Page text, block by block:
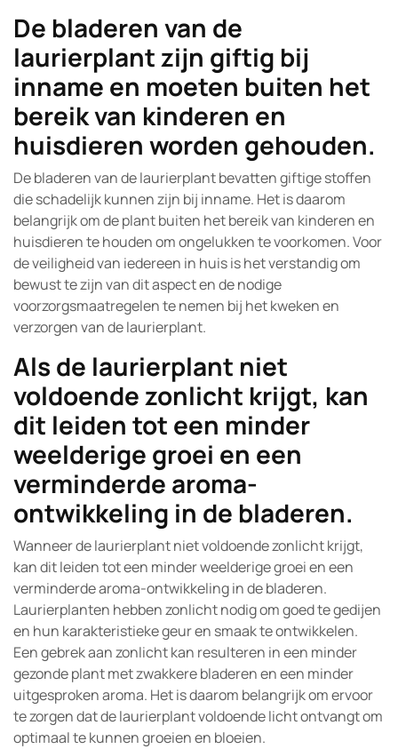
De bladeren van de
laurierplant zijn giftig bij
inname en moeten buiten het
bereik van kinderen en
huisdieren worden gehouden.
De bladeren van de laurierplant bevatten giftige stoffen
die schadelijk kunnen zijn bij inname. Het is daarom
belangrijk om de plant buiten het bereik van kinderen en
huisdieren te houden om ongelukken te voorkomen. Voor
de veiligheid van iedereen in huis is het verstandig om
bewust te zijn van dit aspect en de nodige
voorzorgsmaatregelen te nemen bij het kweken en
verzorgen van de laurierplant.
Als de laurierplant niet
voldoende zonlicht krijgt, kan
dit leiden tot een minder
weelderige groei en een
verminderde aroma-
ontwikkeling in de bladeren.
Wanneer de laurierplant niet voldoende zonlicht krijgt,
kan dit leiden tot een minder weelderige groei en een
verminderde aroma-ontwikkeling in de bladeren.
Laurierplanten hebben zonlicht nodig om goed te gedijen
en hun karakteristieke geur en smaak te ontwikkelen.
Een gebrek aan zonlicht kan resulteren in een minder
gezonde plant met zwakkere bladeren en een minder
uitgesproken aroma. Het is daarom belangrijk om ervoor
te zorgen dat de laurierplant voldoende licht ontvangt om
optimaal te kunnen groeien en bloeien.